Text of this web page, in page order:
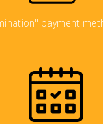
payment